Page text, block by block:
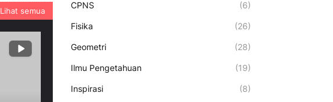
Lihat semua
CPNS (6)
Fisika (26)
Geometri (28)
Ilmu Pengetahuan (19)
Inspirasi (8)